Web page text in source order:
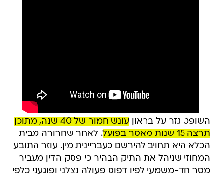
השופט גזר על בראון
עונש חמור של 40 שנה, מתוכן
תרצה 15 שנות מאסר בפועל
. לאחר שחרורה מבית
הכלא היא תחויב להירשם כעבריינית מין. עוזר התובע
המחוזי שניהל את התיק הבהיר כי פסק הדין מעביר
מסר חד-משמעי לפיו דפוס פעולה נצלני ופוגעני כלפי